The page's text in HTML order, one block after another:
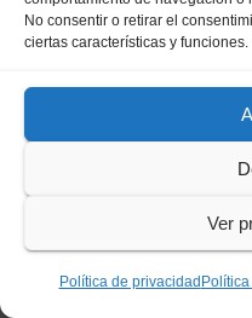
No consentir o retirar el
ciertas características y funciones.
Ver
Política de privacidad
vidrio durante la Feria
COPE Écija lanza
La UNED abre la